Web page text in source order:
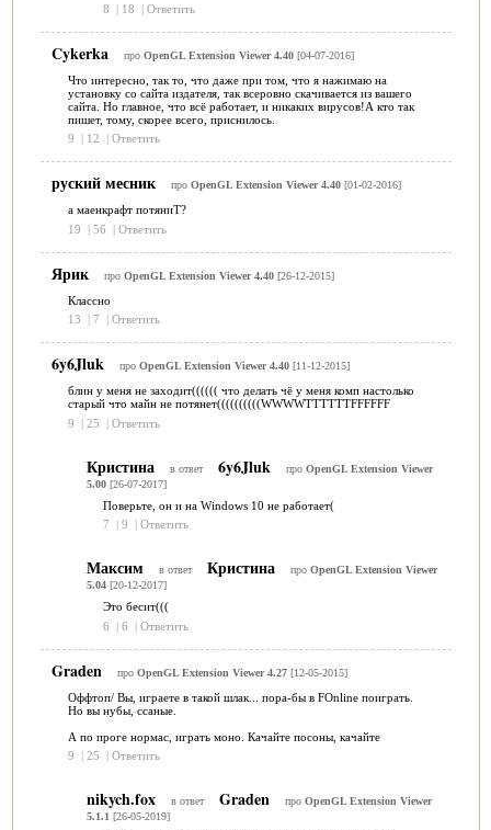
8
| 18 | Ответить
Cykerka про OpenGL Extension Viewer 4.40[04-07-2016]
Что интересно, так то, что даже при том, что я нажимаю на
установку со сайта издателя, так всеровно скачивается из вашего
сайта. Но главное, что всё работает, и никаких вирусов!А кто так
пишет, тому, скорее всего, приснилось.
9
| 12 | Ответить
руский месник про OpenGL Extension Viewer 4.40[01-02-2016]
а маенкрафт потяниТ?
19
| 56 | Ответить
Ярик про OpenGL Extension Viewer 4.40[26-12-2015]
Классно
13
| 7 | Ответить
6y6Jluk про OpenGL Extension Viewer 4.40[11-12-2015]
блин у меня не заходит(((((( что делать чё у меня комп настолько
старый что майн не потянет((((((((((WWWWTTTTTTFFFFFF
9
| 25 | Ответить
Кристина в ответ 6y6Jluk про OpenGL Extension Viewer
5.00[26-07-2017]
Поверьте, он и на Windows 10 не работает(
7
| 9 | Ответить
Максим в ответ Кристина про OpenGL Extension Viewer
5.04[20-12-2017]
Это бесит(((
6
| 6 | Ответить
Graden про OpenGL Extension Viewer 4.27[12-05-2015]
Оффтоп/ Вы, играете в такой шлак... пора-бы в FOnline поиграть.
Но вы нубы, ссаные.
А по проге нормас, играть моно. Качайте посоны, качайте
9
| 25 | Ответить
nikych.fox в ответ Graden про OpenGL Extension Viewer
5.1.1 [26-05-2019]